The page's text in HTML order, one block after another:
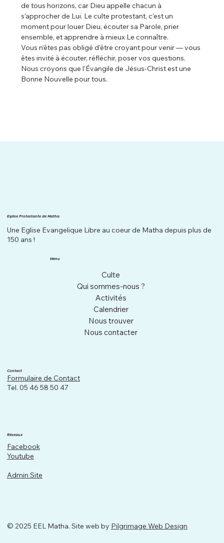
de tous horizons, car Dieu appelle chacun à
s’approcher de Lui. Le culte protestant, c’est un
moment pour louer Dieu, écouter sa Parole, prier
ensemble, et apprendre à mieux Le connaître.
Vous n’êtes pas obligé d'être croyant pour venir — vous
êtes invité à écouter, réfléchir, poser vos questions.
Nous croyons que l’Évangile de Jésus-Christ est une
Bonne Nouvelle pour tous.
Eglise Protestante de Matha
Une Eglise Evangelique Libre au coeur de Matha depuis plus de
150 ans !
Menu
Culte
Qui sommes-nous ?
Activités
Calendrier
Nous trouver
Nous contacter
Contact
Formulaire de Contact
Tel. 05 46 58 50 47
Réseaux
Facebook
Youtube
Admin Site
© 2025 EEL Matha. Site web by Pilgrimage Web Design